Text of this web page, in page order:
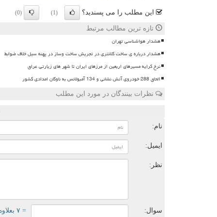
این مطلب را می پسندید؟ (1)
(0)
تازه ترین مطالب مرتبط
هشدار هواشناسی تهران
هشدار درباره ی ساخت کلانتری در تجریش ساخت وساز در پهنه سیل خلاف ضوابط
نرخ کرایه مسیرهای اربعین از مرزهای ایران تا شهر های زیارتی عراق
الحاق 288 خودروی آتش نشانی و 134 آمبولانس به ناوگان امدادی کشور
نظرات بینندگان در مورد این مطلب
نام:
ایمیل:
نظر:
سوال: = ۷ بعلاوه ۵